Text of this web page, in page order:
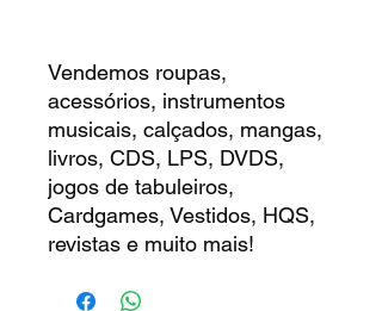
Vendemos roupas,
acessórios, instrumentos
musicais, calçados, mangas,
livros, CDS, LPS, DVDS,
jogos de tabuleiros,
Cardgames, Vestidos, HQS,
revistas e muito mais!